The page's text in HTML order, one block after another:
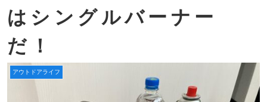
はシングルバーナー
だ！
アウトドアライフ